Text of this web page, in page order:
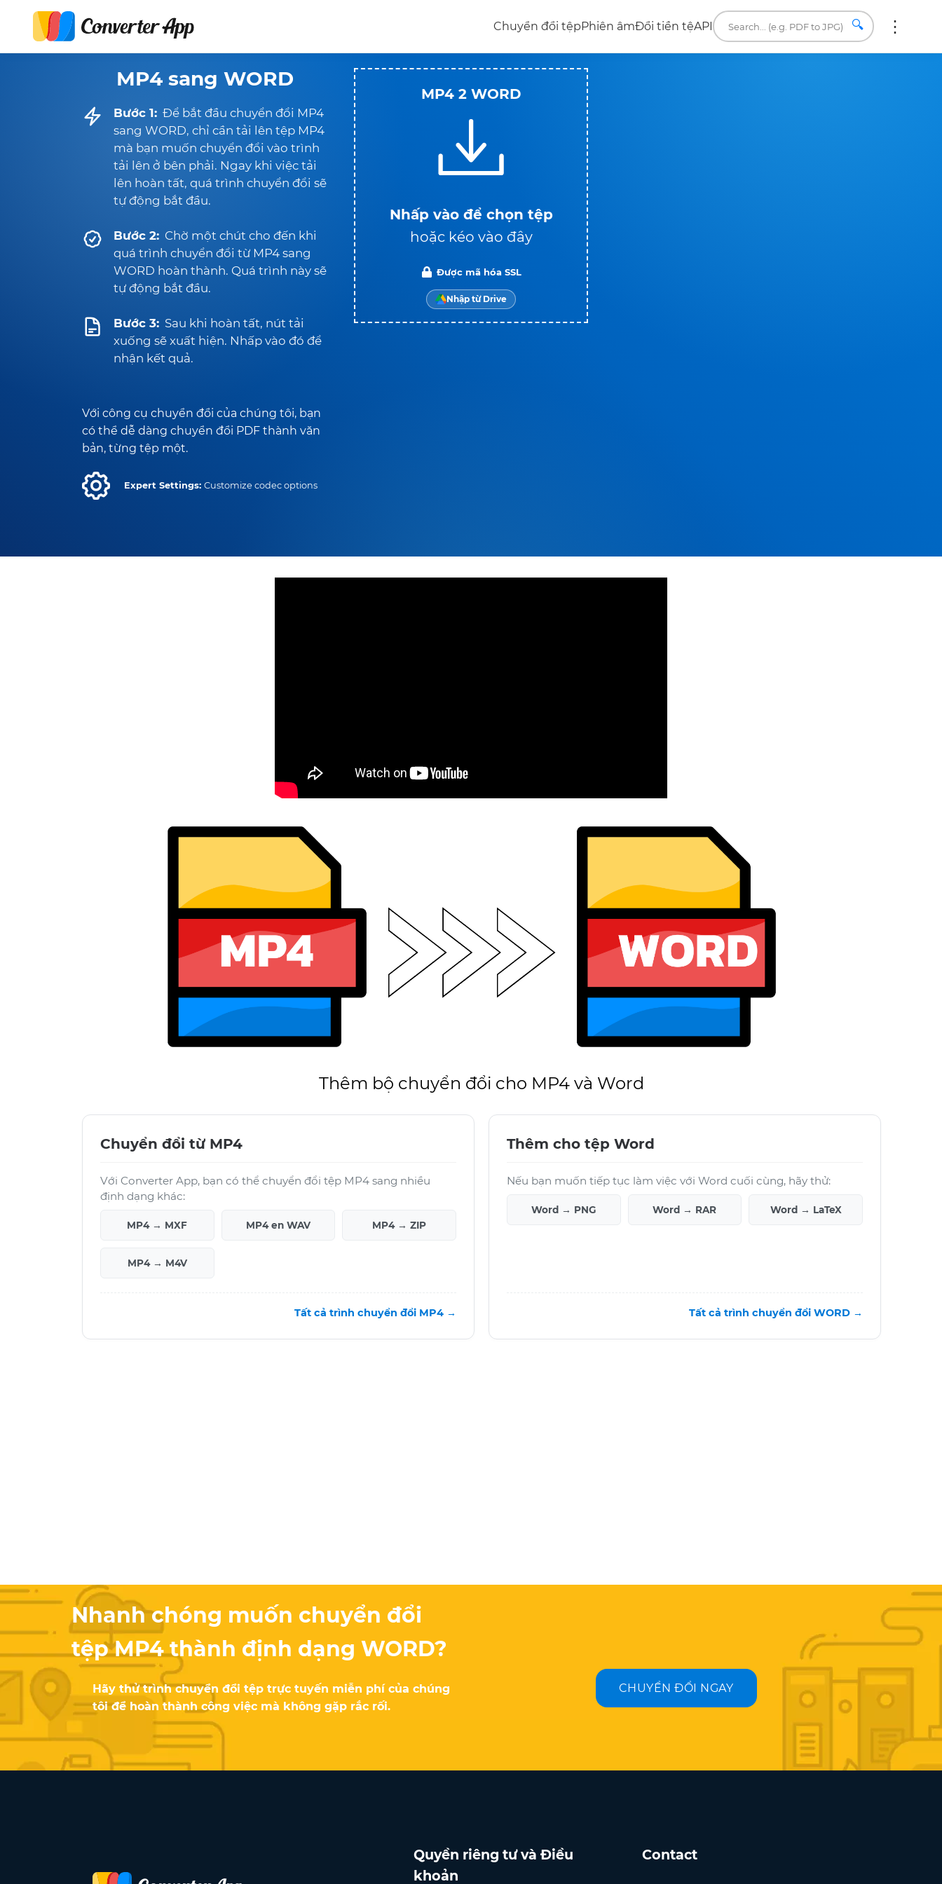
Chuyển đổi tệpPhiên âmĐổi tiền tệAPI 🔍
MP4 sang WORD
Bước 1: Để bắt đầu chuyển đổi MP4
sang WORD, chỉ cần tải lên tệp MP4
mà bạn muốn chuyển đổi vào trình
tải lên ở bên phải. Ngay khi việc tải
lên hoàn tất, quá trình chuyển đổi sẽ
tự động bắt đầu.
Bước 2: Chờ một chút cho đến khi
quá trình chuyển đổi từ MP4 sang
WORD hoàn thành. Quá trình này sẽ
tự động bắt đầu.
Bước 3: Sau khi hoàn tất, nút tải
xuống sẽ xuất hiện. Nhấp vào đó để
nhận kết quả.
Với công cụ chuyển đổi của chúng tôi, bạn
có thể dễ dàng chuyển đổi PDF thành văn
bản, từng tệp một.
Expert Settings: Customize codec options
MP4 2 WORD
Nhấp vào để chọn tệp
hoặc kéo vào đây
Được mã hóa SSL
Nhập từ Drive
Thêm bộ chuyển đổi cho MP4 và Word
Chuyển đổi từ MP4
Với Converter App, bạn có thể chuyển đổi tệp MP4 sang nhiều
định dạng khác:
MP4 → MXF MP4 en WAV MP4 → ZIP
MP4 → M4V
Tất cả trình chuyển đổi MP4 →
Thêm cho tệp Word
Nếu bạn muốn tiếp tục làm việc với Word cuối cùng, hãy thử:
Word → PNG Word → RAR Word → LaTeX
Tất cả trình chuyển đổi WORD →
Nhanh chóng muốn chuyển đổi
tệp MP4 thành định dạng WORD?
Hãy thử trình chuyển đổi tệp trực tuyến miễn phí của chúng
tôi để hoàn thành công việc mà không gặp rắc rối.
CHUYỂN ĐỔI NGAY
Quyền riêng tư và Điều
khoản
Contact